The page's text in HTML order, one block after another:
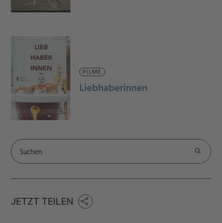
FILME
Liebhaberinnen
JETZT TEILEN